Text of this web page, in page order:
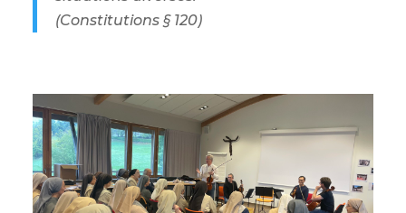
(Constitutions § 120)